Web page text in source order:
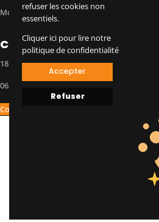
refuser les cookies non
essentiels.
Cliquer ici pour lire notre
politique de confidentialité
Accepter
Refuser
Montions légales
Contact
18 rue Gustave Eiffel, 91100 Corbeil-Essonnes
06 99 86 83 82
Copyright 2025 ©